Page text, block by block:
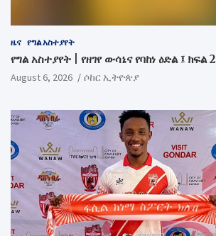
ዜና የግል አስተያየት
የግል አስተያየት | የዘገየ ውሳኔና የባከነ ዕድል ፤ ክፍል 2
August 6, 2026 ሶከር ኢትዮጵያ